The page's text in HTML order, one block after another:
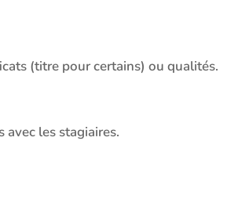
(titre pour certains) ou qualités.
avec les stagiaires.